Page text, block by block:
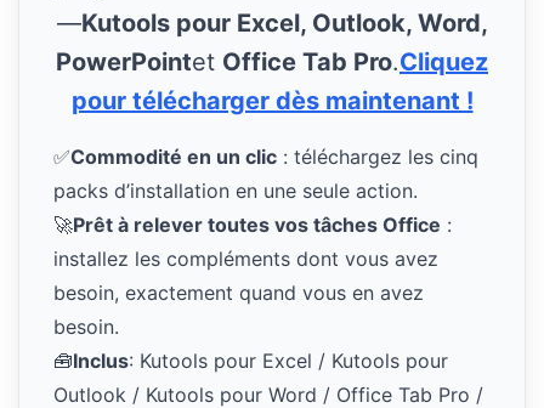
—Kutools pour Excel, Outlook, Word,
PowerPointet Office Tab Pro.Cliquez
pour télécharger dès maintenant !
✅Commodité en un clic : téléchargez les cinq
packs d’installation en une seule action.
🚀Prêt à relever toutes vos tâches Office :
installez les compléments dont vous avez
besoin, exactement quand vous en avez
besoin.
🧰Inclus: Kutools pour Excel / Kutools pour
Outlook / Kutools pour Word / Office Tab Pro /